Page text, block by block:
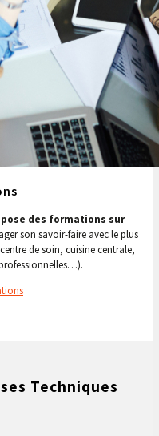
des formations sur
son savoir-faire avec le plus
de soin, cuisine centrale,
Techniques